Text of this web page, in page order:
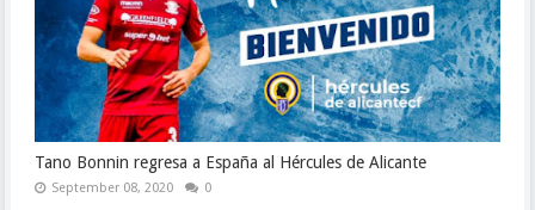
Tano Bonnin regresa a España al Hércules de Alicante
September 08, 2020 0